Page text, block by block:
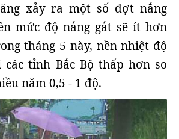
xảy ra một số đợt nắng
mức độ nắng gắt sẽ ít hơn
tháng 5 này, nền nhiệt độ
tỉnh Bắc Bộ thấp hơn so
năm 0,5 - 1 độ.